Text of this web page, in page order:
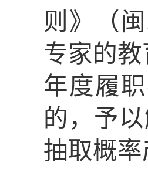
则》（
专家的
年度履
的，予
抽取概